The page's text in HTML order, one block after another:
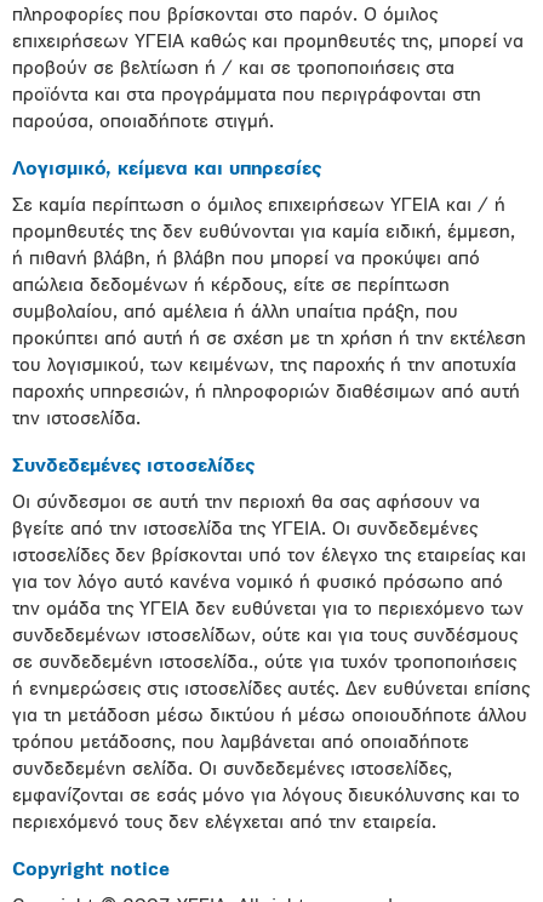
πληροφορίες που βρίσκονται στο παρόν. Ο όμιλος
επιχειρήσεων ΥΓΕΙΑ καθώς και προμηθευτές της, μπορεί να
προβούν σε βελτίωση ή / και σε τροποποιήσεις στα
προϊόντα και στα προγράμματα που περιγράφονται στη
παρούσα, οποιαδήποτε στιγμή.
Λογισμικό, κείμενα και υπηρεσίες
Σε καμία περίπτωση o όμιλος επιχειρήσεων ΥΓΕΙΑ και / ή
προμηθευτές της δεν ευθύνονται για καμία ειδική, έμμεση,
ή πιθανή βλάβη, ή βλάβη που μπορεί να προκύψει από
απώλεια δεδομένων ή κέρδους, είτε σε περίπτωση
συμβολαίου, από αμέλεια ή άλλη υπαίτια πράξη, που
προκύπτει από αυτή ή σε σχέση με τη χρήση ή την εκτέλεση
του λογισμικού, των κειμένων, της παροχής ή την αποτυχία
παροχής υπηρεσιών, ή πληροφοριών διαθέσιμων από αυτή
την ιστοσελίδα.
Συνδεδεμένες ιστοσελίδες
Οι σύνδεσμοι σε αυτή την περιοχή θα σας αφήσουν να
βγείτε από την ιστοσελίδα της ΥΓΕΙΑ. Οι συνδεδεμένες
ιστοσελίδες δεν βρίσκονται υπό τον έλεγχο της εταιρείας και
για τον λόγο αυτό κανένα νομικό ή φυσικό πρόσωπο από
την ομάδα της ΥΓΕΙΑ δεν ευθύνεται για το περιεχόμενο των
συνδεδεμένων ιστοσελίδων, ούτε και για τους συνδέσμους
σε συνδεδεμένη ιστοσελίδα., ούτε για τυχόν τροποποιήσεις
ή ενημερώσεις στις ιστοσελίδες αυτές. Δεν ευθύνεται επίσης
για τη μετάδοση μέσω δικτύου ή μέσω οποιουδήποτε άλλου
τρόπου μετάδοσης, που λαμβάνεται από οποιαδήποτε
συνδεδεμένη σελίδα. Οι συνδεδεμένες ιστοσελίδες,
εμφανίζονται σε εσάς μόνο για λόγους διευκόλυνσης και το
περιεχόμενό τους δεν ελέγχεται από την εταιρεία.
Copyright notice